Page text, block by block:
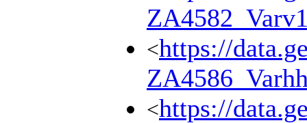
<https://
<https://